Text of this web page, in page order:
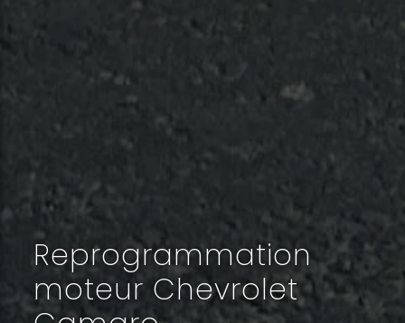
Reprogrammation
moteur Chevrolet